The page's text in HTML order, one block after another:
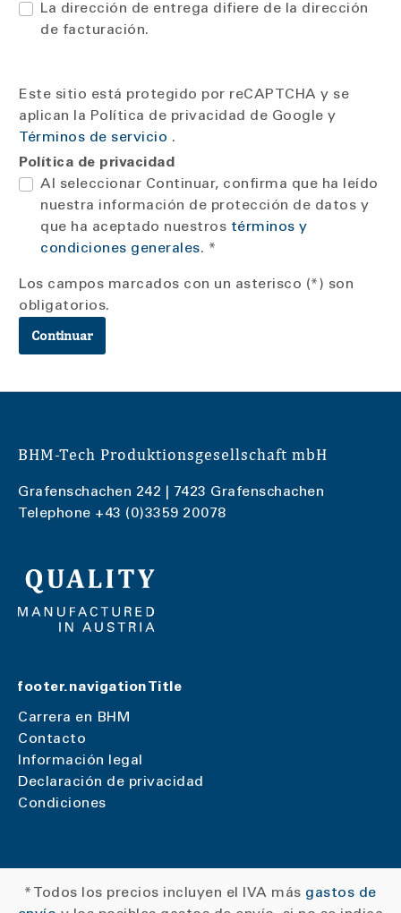
La dirección de entrega difiere de la dirección
de facturación.
Este sitio está protegido por reCAPTCHA y se
aplican la Política de privacidad de Google y
Términos de servicio .
Política de privacidad
Al seleccionar Continuar, confirma que ha leído
nuestra información de protección de datos y
que ha aceptado nuestros términos y
condiciones generales. *
Los campos marcados con un asterisco (*) son
obligatorios.
Continuar
BHM-Tech Produktionsgesellschaft mbH
Grafenschachen 242 | 7423 Grafenschachen
Telephone +43 (0)3359 20078
footer.navigationTitle
Carrera en BHM
Contacto
Información legal
Declaración de privacidad
Condiciones
* Todos los precios incluyen el IVA más gastos de